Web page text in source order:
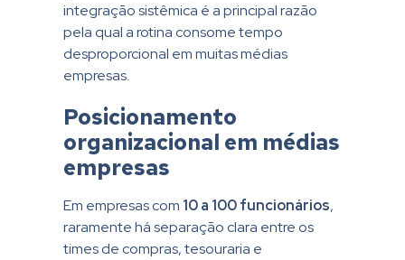
integração sistêmica é a principal razão
pela qual a rotina consome tempo
desproporcional em muitas médias
empresas.
Posicionamento
organizacional em médias
empresas
Em empresas com 10 a 100 funcionários,
raramente há separação clara entre os
times de compras, tesouraria e